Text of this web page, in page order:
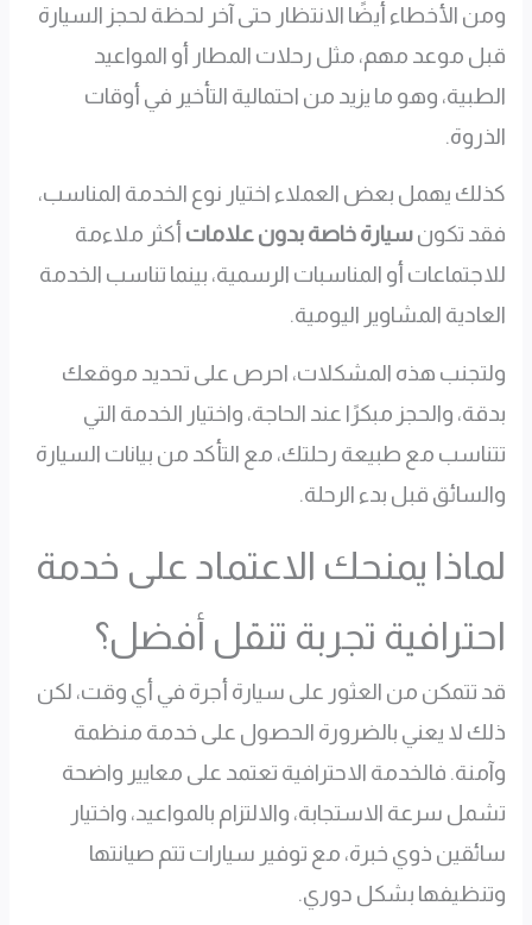
ومن الأخطاء أيضًا الانتظار حتى آخر لحظة لحجز السيارة
قبل موعد مهم، مثل رحلات المطار أو المواعيد
الطبية، وهو ما يزيد من احتمالية التأخير في أوقات
الذروة.
كذلك يهمل بعض العملاء اختيار نوع الخدمة المناسب،
فقد تكونسيارة خاصة بدون علامات أكثر ملاءمة
للاجتماعات أو المناسبات الرسمية، بينما تناسب الخدمة
العادية المشاوير اليومية.
ولتجنب هذه المشكلات، احرص على تحديد موقعك
بدقة، والحجز مبكرًا عند الحاجة، واختيار الخدمة التي
تتناسب مع طبيعة رحلتك، مع التأكد من بيانات السيارة
والسائق قبل بدء الرحلة.
لماذا يمنحك الاعتماد على خدمة
احترافية تجربة تنقل أفضل؟
قد تتمكن من العثور على سيارة أجرة في أي وقت، لكن
ذلك لا يعني بالضرورة الحصول على خدمة منظمة
وآمنة. فالخدمة الاحترافية تعتمد على معايير واضحة
تشمل سرعة الاستجابة، والالتزام بالمواعيد، واختيار
سائقين ذوي خبرة، مع توفير سيارات تتم صيانتها
وتنظيفها بشكل دوري.